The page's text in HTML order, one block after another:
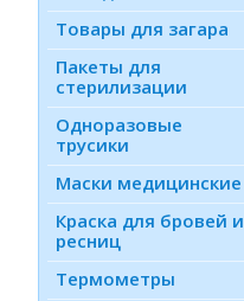
Товары для загара
Пакеты для
стерилизации
Одноразовые
трусики
Маски медицинские
Краска для бровей и
ресниц
Термометры